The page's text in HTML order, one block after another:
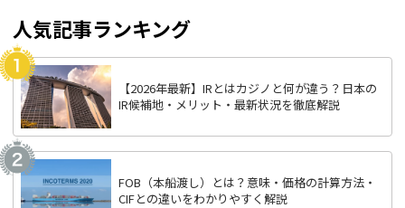
人気記事ランキング
【2026年最新】IRとはカジノと何が違う？日本の
IR候補地・メリット・最新状況を徹底解説
FOB（本船渡し）とは？意味・価格の計算方法・
CIFとの違いをわかりやすく解説